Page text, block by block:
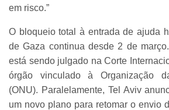
em risco.”
O bloqueio total à entrada de ajuda
de Gaza continua desde 2 de
está sendo julgado na Corte
órgão vinculado à Organização
(ONU). Paralelamente, Tel Aviv
um novo plano para retomar o envio